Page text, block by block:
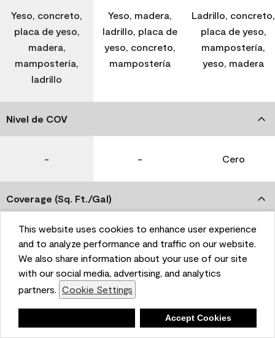
This website uses cookies to enhance user experience
and to analyze performance and traffic on our website.
We also share information about your use of our site
with our social media, advertising, and analytics
partners. Cookie Settings
Accept Cookies
Yeso, concreto,
placa de yeso,
madera,
mampostería,
ladrillo
Yeso, madera,
ladrillo, placa de
yeso, concreto,
mampostería
Ladrillo, concreto,
placa de yeso,
mampostería,
yeso, madera
Nivel de COV
- - Cero
Coverage (Sq. Ft./Gal)
350-400 400-450 400-450
Tiempo de secado
1 hora